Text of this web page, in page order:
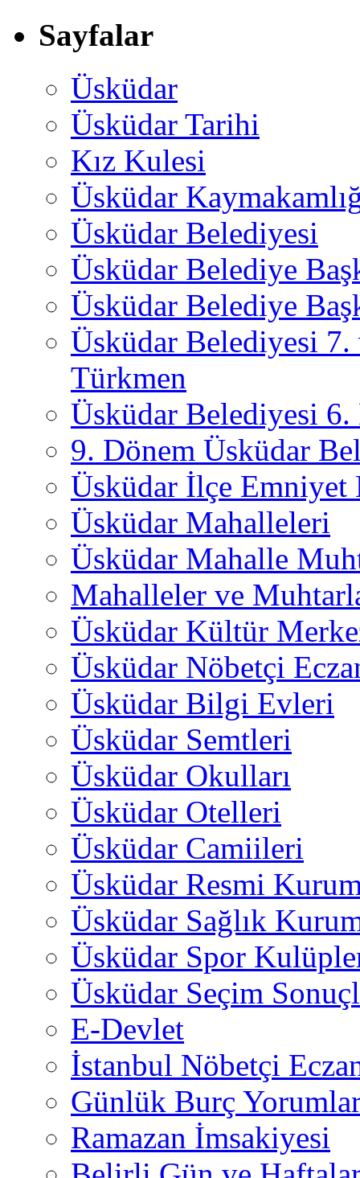
Sayfalar
Üsküdar
Üsküdar Tarihi
Kız Kulesi
Üsküdar
Üsküdar Belediyesi
Üsküdar Belediye
Üsküdar Belediye
Üsküdar Belediyesi
Türkmen
Üsküdar Belediyesi 6.
9. Dönem Üsküdar
Üsküdar İlçe
Üsküdar Mahalleleri
Üsküdar Mahalle
Mahalleler ve
Üsküdar Kültür
Üsküdar Nöbetçi
Üsküdar Bilgi Evleri
Üsküdar Semtleri
Üsküdar Okulları
Üsküdar Otelleri
Üsküdar Camiileri
Üsküdar Resmi
Üsküdar Sağlık
Üsküdar Spor
Üsküdar Seçim
E-Devlet
İstanbul Nöbetçi
Günlük Burç
Ramazan İmsakiyesi